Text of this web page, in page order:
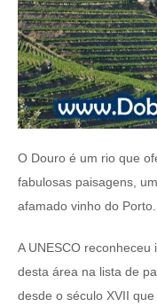
O Douro é um rio que
fabulosas paisagens,
afamado vinho do Porto.
A UNESCO
desta área na lista de
desde o século XVII